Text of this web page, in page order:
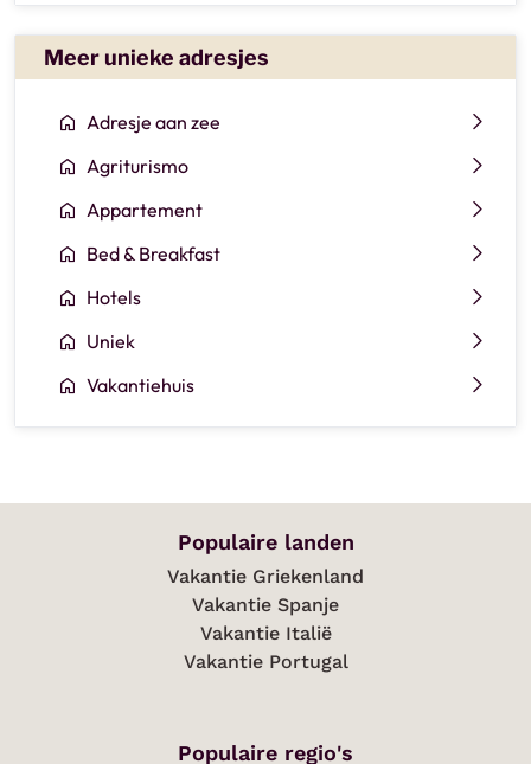
Meer unieke adresjes
Adresje aan zee
Agriturismo
Appartement
Bed & Breakfast
Hotels
Uniek
Vakantiehuis
Populaire landen
Vakantie Griekenland
Vakantie Spanje
Vakantie Italië
Vakantie Portugal
Populaire regio's